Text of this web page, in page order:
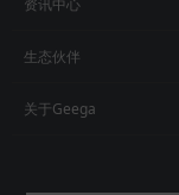
资讯中心
生态伙伴
关于Geega